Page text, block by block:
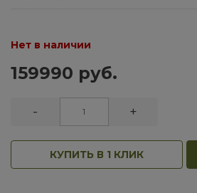
Нет в наличии
159990 руб.
- +
КУПИТЬ В 1 КЛИК